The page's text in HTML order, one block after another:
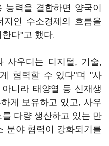
력을 결합하면 양국이
지인 수소경제의 흐름을
다"고 했다.
사우디는 디지털, 기술,
협력할 수 있다"며 "사
니라 태양열 등 신재생
게 보유하고 있고, 사우
다량 생산하고 있는 만
분야 협력이 강화되기를